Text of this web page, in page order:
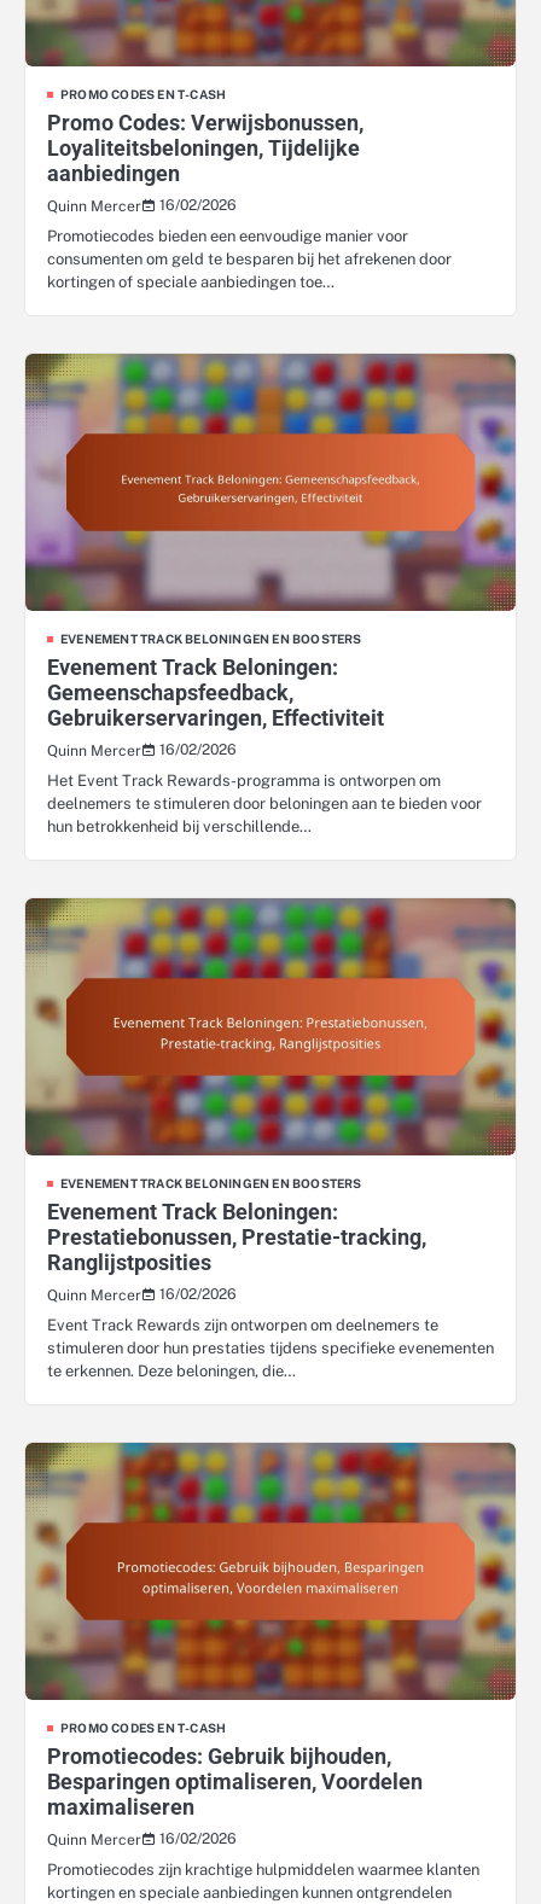
PROMO CODES EN T-CASH
Promo Codes: Verwijsbonussen,
Loyaliteitsbeloningen, Tijdelijke
aanbiedingen
Quinn Mercer
16/02/2026
Promotiecodes bieden een eenvoudige manier voor
consumenten om geld te besparen bij het afrekenen door
kortingen of speciale aanbiedingen toe…
EVENEMENT TRACK BELONINGEN EN BOOSTERS
Evenement Track Beloningen:
Gemeenschapsfeedback,
Gebruikerservaringen, Effectiviteit
Quinn Mercer
16/02/2026
Het Event Track Rewards-programma is ontworpen om
deelnemers te stimuleren door beloningen aan te bieden voor
hun betrokkenheid bij verschillende…
EVENEMENT TRACK BELONINGEN EN BOOSTERS
Evenement Track Beloningen:
Prestatiebonussen, Prestatie-tracking,
Ranglijstposities
Quinn Mercer
16/02/2026
Event Track Rewards zijn ontworpen om deelnemers te
stimuleren door hun prestaties tijdens specifieke evenementen
te erkennen. Deze beloningen, die…
PROMO CODES EN T-CASH
Promotiecodes: Gebruik bijhouden,
Besparingen optimaliseren, Voordelen
maximaliseren
Quinn Mercer
16/02/2026
Promotiecodes zijn krachtige hulpmiddelen waarmee klanten
kortingen en speciale aanbiedingen kunnen ontgrendelen